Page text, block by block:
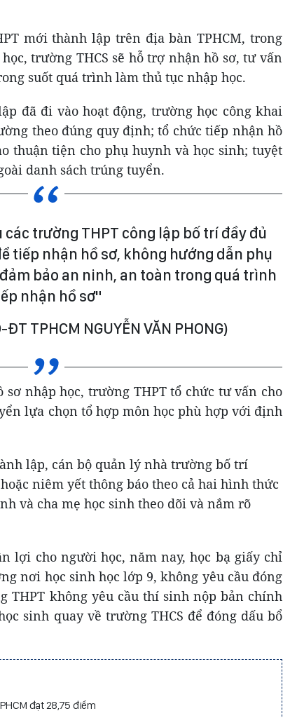
mới thành lập trên địa bàn TPHCM, trong
trường THCS sẽ hỗ trợ nhận hồ sơ, tư vấn
suốt quá trình làm thủ tục nhập học.
đã đi vào hoạt động, trường học công khai
theo đúng quy định; tổ chức tiếp nhận hồ
thuận tiện cho phụ huynh và học sinh; tuyệt
danh sách trúng tuyển.
các trường THPT công lập bố trí đầy đủ
tiếp nhận hồ sơ, không hướng dẫn phụ
bảo an ninh, an toàn trong quá trình
nhận hồ sơ"
TPHCM NGUYỄN VĂN PHONG)
nhập học, trường THPT tổ chức tư vấn cho
lựa chọn tổ hợp môn học phù hợp với định
lập, cán bộ quản lý nhà trường bố trí
niêm yết thông báo theo cả hai hình thức
và cha mẹ học sinh theo dõi và nắm rõ
lợi cho người học, năm nay, học bạ giấy chỉ
nơi học sinh học lớp 9, không yêu cầu đóng
THPT không yêu cầu thí sinh nộp bản chính
sinh quay về trường THCS để đóng dấu bổ
đạt 28,75 điểm